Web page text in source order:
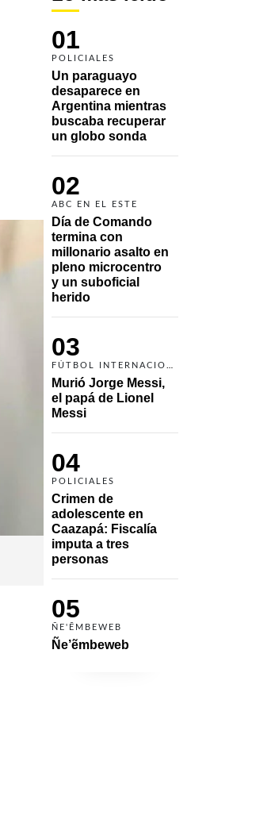
01
POLICIALES
Un paraguayo
desaparece en
Argentina mientras
buscaba recuperar
un globo sonda
02
ABC EN EL ESTE
Día de Comando
termina con
millonario asalto en
pleno microcentro
y un suboficial
herido
03
Murió Jorge Messi,
el papá de Lionel
Messi
04
POLICIALES
Crimen de
adolescente en
Caazapá: Fiscalía
imputa a tres
personas
05
ÑE'ẼMBEWEB
Ñe’ẽmbeweb